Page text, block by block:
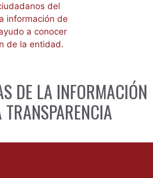
del
información de
a conocer
de la entidad.
DE LA INFORMACIÓN
TRANSPARENCIA